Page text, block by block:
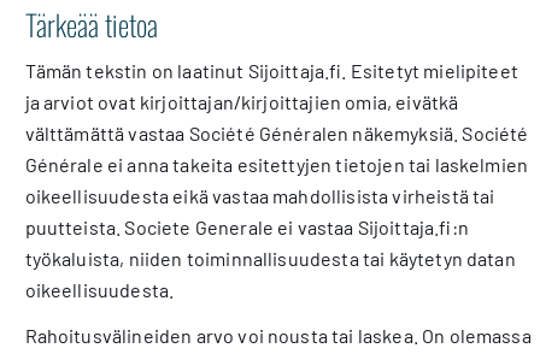
Tärkeää tietoa
Tämän tekstin on laatinut Sijoittaja.fi. Esitetyt mielipiteet
ja arviot ovat kirjoittajan/kirjoittajien omia, eivätkä
välttämättä vastaa Société Généralen näkemyksiä. Société
Générale ei anna takeita esitettyjen tietojen tai laskelmien
oikeellisuudesta eikä vastaa mahdollisista virheistä tai
puutteista. Societe Generale ei vastaa Sijoittaja.fi:n
työkaluista, niiden toiminnallisuudesta tai käytetyn datan
oikeellisuudesta.
Rahoitusvälineiden arvo voi nousta tai laskea. On olemassa